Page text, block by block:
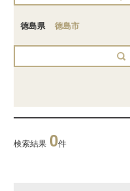
徳島県 徳島市
検索結果 0件